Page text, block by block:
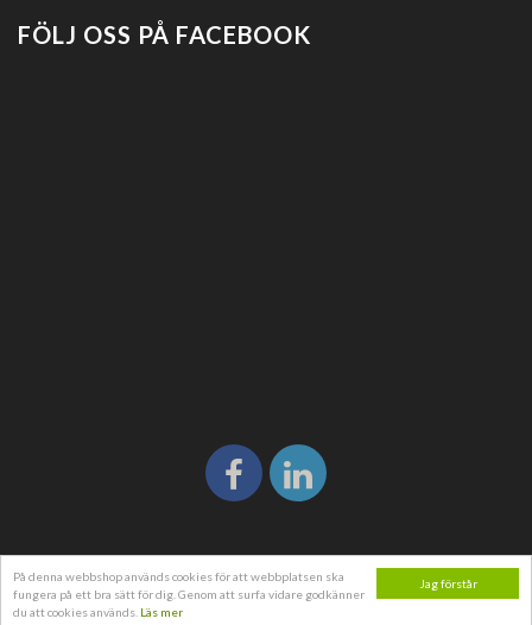
Jag förstår
På denna webbshop används cookies för att webbplatsen ska
fungera på ett bra sätt för dig. Genom att surfa vidare godkänner
du att cookies används. Läs mer
FÖLJ OSS PÅ FACEBOOK